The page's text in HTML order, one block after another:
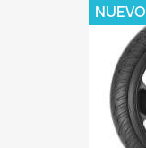
NUEVO